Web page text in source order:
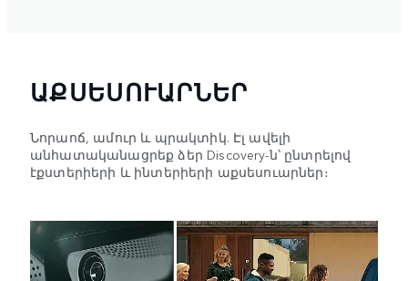
ԱՔՍԵՍՈՒԱՐՆԵՐ
Նորաոճ, ամուր և պրակտիկ. Էլ ավելի
անհատականացրեք ձեր Discovery-ն՝ ընտրելով
էքստերիերի և ինտերիերի աքսեսուարներ։